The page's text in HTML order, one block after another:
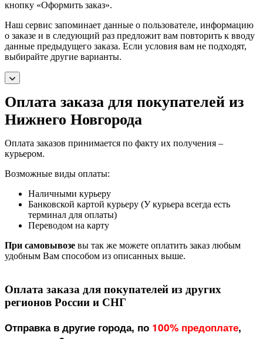
кнопку «Оформить заказ».
Наш сервис запоминает данные о пользователе, информацию
о заказе и в следующий раз предложит вам повторить к вводу
данные предыдущего заказа. Если условия вам не подходят,
выбирайте другие варианты.
Оплата заказа для покупателей из
Нижнего Новгорода
Оплата заказов принимается по факту их получения –
курьером.
Возможные виды оплаты:
Наличными курьеру
Банковской картой курьеру (У курьера всегда есть
терминал для оплаты)
Переводом на карту
При самовывозе вы так же можете оплатить заказ любым
удобным Вам способом из описанных выше.
Оплата заказа для покупателей из других
регионов России и СНГ
Отправка в другие города, по 100% предоплате,